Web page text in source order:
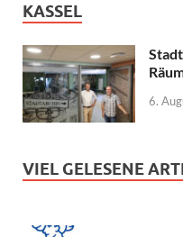
KASSEL
6.
VIEL GELESENE